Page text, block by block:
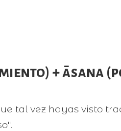
+ āsana
tal vez hayas visto